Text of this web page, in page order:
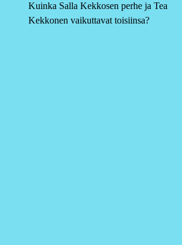
Kuinka Salla Kekkosen perhe ja Tea
Kekkonen vaikuttavat toisiinsa?